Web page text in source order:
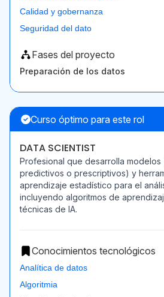
Calidad y gobernanza
Seguridad del dato
Fases del proyecto
Preparación de los datos
Curso óptimo para este rol
DATA SCIENTIST
Profesional que desarrolla modelos
predictivos o prescriptivos) y
aprendizaje estadístico para el
incluyendo algoritmos de
técnicas de IA.
Conocimientos tecnológicos
Analítica de datos
Algoritmia